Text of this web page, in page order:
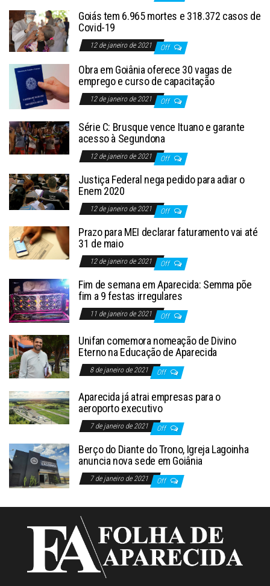
Goiás tem 6.965 mortes e 318.372 casos de
Covid-19
12 de janeiro de 2021 Off
Obra em Goiânia oferece 30 vagas de
emprego e curso de capacitação
12 de janeiro de 2021 Off
Série C: Brusque vence Ituano e garante
acesso à Segundona
12 de janeiro de 2021 Off
Justiça Federal nega pedido para adiar o
Enem 2020
12 de janeiro de 2021 Off
Prazo para MEI declarar faturamento vai até
31 de maio
12 de janeiro de 2021 Off
Fim de semana em Aparecida: Semma põe
fim a 9 festas irregulares
11 de janeiro de 2021 Off
Unifan comemora nomeação de Divino
Eterno na Educação de Aparecida
8 de janeiro de 2021 Off
Aparecida já atrai empresas para o
aeroporto executivo
7 de janeiro de 2021 Off
Berço do Diante do Trono, Igreja Lagoinha
anuncia nova sede em Goiânia
7 de janeiro de 2021 Off